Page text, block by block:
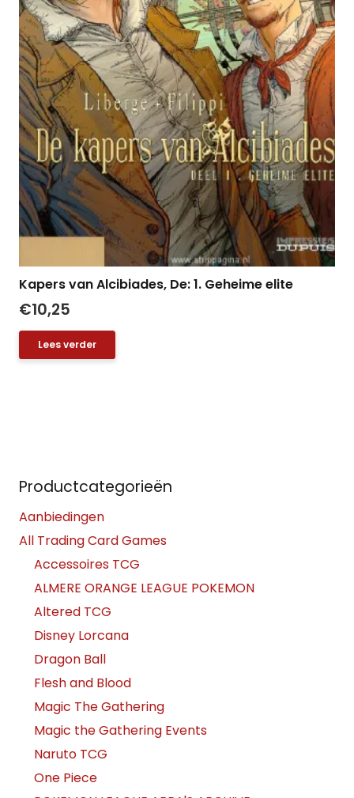
Kapers van Alcibiades, De: 1. Geheime elite
€10,25
Lees verder
Productcategorieën
Aanbiedingen
All Trading Card Games
Accessoires TCG
ALMERE ORANGE LEAGUE POKEMON
Altered TCG
Disney Lorcana
Dragon Ball
Flesh and Blood
Magic The Gathering
Magic the Gathering Events
Naruto TCG
One Piece